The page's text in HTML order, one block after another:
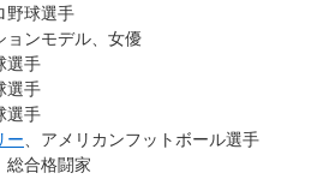
野球選手
ョンモデル、女優
選手
選手
選手
ー 、アメリカンフットボール選手
、総合格闘家